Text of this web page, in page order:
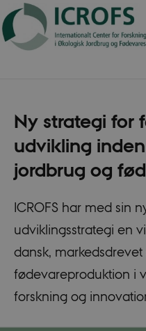
Ny strategi for
udvikling
jordbrug og
ICROFS har med sin
udviklingsstrategi en
dansk,
fødevareproduktion i
forskning og